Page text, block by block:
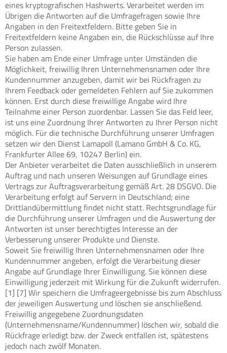
eines kryptografischen Hashwerts. Verarbeitet werden im
Übrigen die Antworten auf die Umfragefragen sowie Ihre
Angaben in den Freitextfeldern. Bitte geben Sie in
Freitextfeldern keine Angaben ein, die Rückschlüsse auf Ihre
Person zulassen.
Sie haben am Ende einer Umfrage unter Umständen die
Möglichkeit, freiwillig Ihren Unternehmensnamen oder Ihre
Kundennummer anzugeben, damit wir bei Rückfragen zu
Ihrem Feedback oder gemeldeten Fehlern auf Sie zukommen
können. Erst durch diese freiwillige Angabe wird Ihre
Teilnahme einer Person zuordenbar. Lassen Sie das Feld leer,
ist uns eine Zuordnung Ihrer Antworten zu Ihrer Person nicht
möglich. Für die technische Durchführung unserer Umfragen
setzen wir den Dienst Lamapoll (Lamano GmbH & Co. KG,
Frankfurter Allee 69, 10247 Berlin) ein.
Der Anbieter verarbeitet die Daten ausschließlich in unserem
Auftrag und nach unseren Weisungen auf Grundlage eines
Vertrags zur Auftragsverarbeitung gemäß Art. 28 DSGVO. Die
Verarbeitung erfolgt auf Servern in Deutschland; eine
Drittlandübermittlung findet nicht statt. Rechtsgrundlage für
die Durchführung unserer Umfragen und die Auswertung der
Antworten ist unser berechtigtes Interesse an der
Verbesserung unserer Produkte und Dienste.
Soweit Sie freiwillig Ihren Unternehmensnamen oder Ihre
Kundennummer angeben, erfolgt die Verarbeitung dieser
Angabe auf Grundlage Ihrer Einwilligung. Sie können diese
Einwilligung jederzeit mit Wirkung für die Zukunft widerrufen.
[1] [7] Wir speichern die Umfrageergebnisse bis zum Abschluss
der jeweiligen Auswertung und löschen sie anschließend.
Freiwillig angegebene Zuordnungsdaten
(Unternehmensname/Kundennummer) löschen wir, sobald die
Rückfrage erledigt bzw. der Zweck entfallen ist, spätestens
jedoch nach zwölf Monaten.